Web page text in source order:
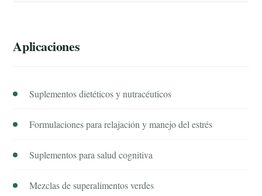
Aplicaciones
Suplementos dietéticos y nutracéuticos
Formulaciones para relajación y manejo del estrés
Suplementos para salud cognitiva
Mezclas de superalimentos verdes